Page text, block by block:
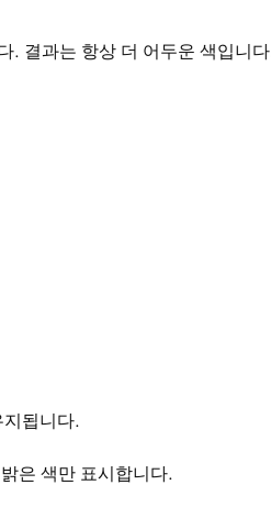
. 결과는 항상 더 어두운 색입니다.
됩니다.
은 색만 표시합니다.